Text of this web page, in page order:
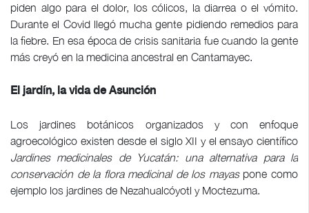
piden algo para el dolor, los cólicos, la diarrea o el vómito.
Durante el Covid llegó mucha gente pidiendo remedios para
la fiebre. En esa época de crisis sanitaria fue cuando la gente
más creyó en la medicina ancestral en Cantamayec.
El jardín, la vida de Asunción
Los jardines botánicos organizados y con enfoque
agroecológico existen desde el siglo XII y el ensayo científico
Jardines medicinales de Yucatán: una alternativa para la
conservación de la flora medicinal de los mayaspone como
ejemplo los jardines de Nezahualcóyotl y Moctezuma.